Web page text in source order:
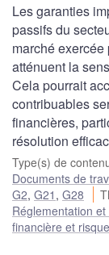
Les garanties
passifs du
marché
atténuent la
Cela pourrait
contribuables
financières,
résolution
Type(s) de
Documents de
G2, G21 , G28
Réglementation
financière et